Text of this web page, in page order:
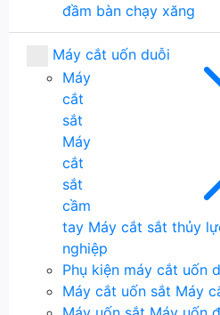
đầm bàn chạy xăng
Máy cắt uốn duỗi
Máy
cắt
sắt
Máy
cắt
sắt
cầm
tay Máy cắt sắt thủy
nghiệp
Phụ kiện máy cắt uốn
Máy cắt uốn sắt Máy